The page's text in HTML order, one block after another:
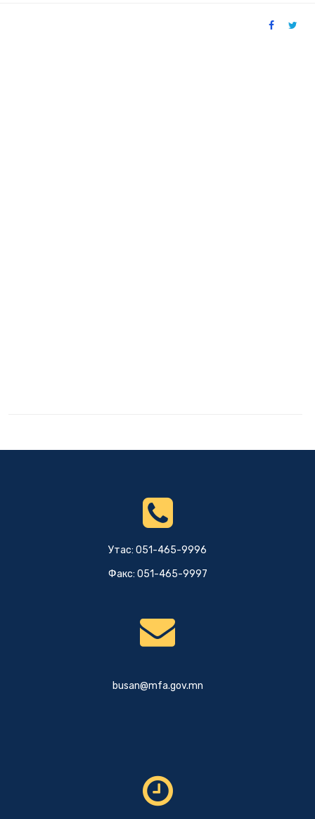
Утас: 051-465-9996
Факс: 051-465-9997
busan@mfa.gov.mn